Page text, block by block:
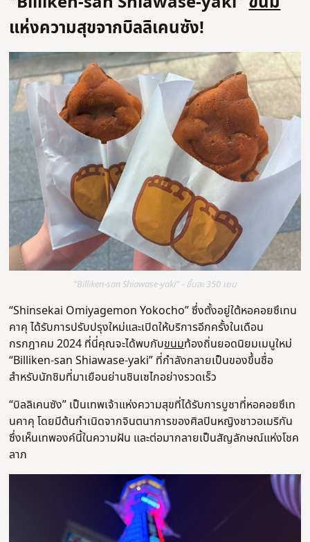
แห่งความสุขจากบิลลิเคนซัง!
"Billiken-san Shiawase-yaki" - ชิ้นละ 350 เยน
“Shinsekai Omiyagemon Yokocho” ซึ่งตั้งอยู่ใต้หอคอยซึเทน
คาคุ ได้รับการปรับปรุงใหม่และเปิดให้บริการอีกครั้งในเดือน
กรกฎาคม 2024 ที่นี่คุณจะได้พบกับขนมท้องถิ่นยอดนิยมเมนูใหม่
“Billiken-san Shiawase-yaki” ที่กำลังกลายเป็นของขึ้นชื่อ
สำหรับนักชิมที่มาเยือนย่านชินเซไกอย่างรวดเร็ว
“บิลลิเคนซัง” เป็นเทพเจ้าแห่งความสุขที่ได้รับการบูชาที่หอคอยซึเท
นคาคุ โดยมีต้นกำเนิดจากจินตนาการของศิลปินหญิงชาวอเมริกัน
ซึ่งเห็นเทพองค์นี้ในความฝัน และต่อมากลายเป็นสัญลักษณ์แห่งโชค
ลาภ